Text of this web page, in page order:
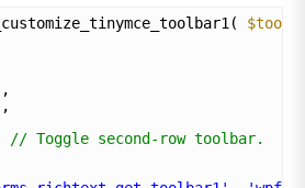
,
,
// Toggle second-row toolbar.